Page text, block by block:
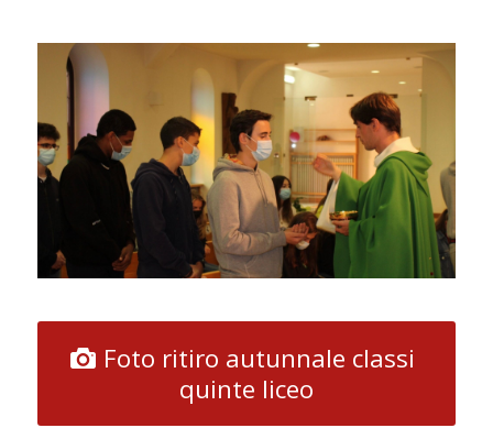
Foto ritiro autunnale classi
quinte liceo